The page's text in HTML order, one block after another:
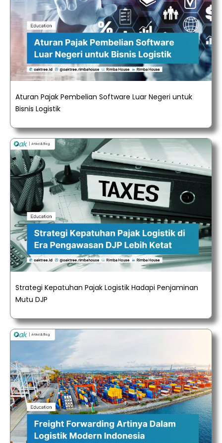
Aturan Pajak Pembelian Software Luar Negeri untuk
Bisnis Logistik
Strategi Kepatuhan Pajak Logistik Hadapi Penjaminan
Mutu DJP